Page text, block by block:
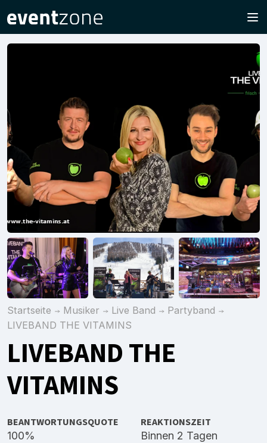
Startseite Musiker Live Band
Partyband
LIVEBAND THE VITAMINS
LIVEBAND THE
VITAMINS
BEANTWORTUNGSQUOTE
100%
REAKTIONSZEIT
Binnen 2 Tagen